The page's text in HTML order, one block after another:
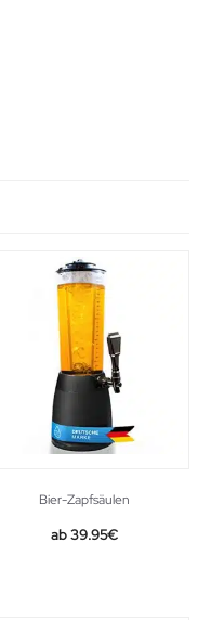
Bier-Zapfsäulen
39.95€